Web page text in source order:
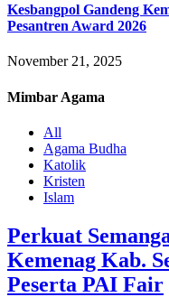
Kesbangpol Gandeng
Pesantren Award 2026
November 21, 2025
Mimbar Agama
All
Agama Budha
Katolik
Kristen
Islam
Perkuat
Kemenag Kab.
Peserta PAI Fair